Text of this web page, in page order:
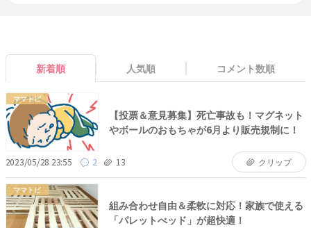
新着順 人気順 コメント数順
ママトピ
【投票＆意見募集】死亡事故も！マグネット
やボールのおもちゃが6月より販売規制に！
2023/05/28 23:55 2 13 クリップ
ママトピ
組み合わせ自由＆柔軟に対応！家族で使える
「パレットべッド」が超快適！